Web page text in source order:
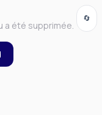
a été supprimée.
🔄